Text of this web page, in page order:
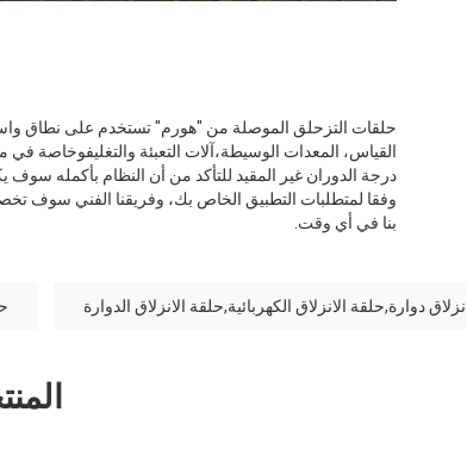
حلقات التزحلق الموصلة من "هورم" تستخدم على نطاق واسع
درجة الدوران غير المقيد للتأكد من أن النظام بأكمله
وفقا لمتطلبات التطبيق الخاص بك، وفريقنا الفني سوف
بنا في أي وقت.
دوارة,حلقة الانزلاق الكهربائية,حلقة الانزلاق الدوارة